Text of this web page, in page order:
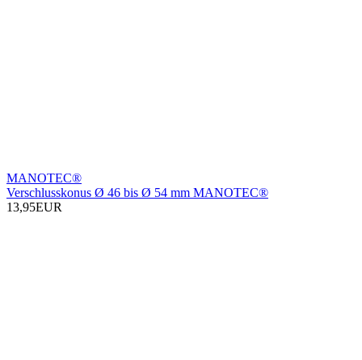
MANOTEC®
Verschlusskonus Ø 46 bis Ø 54 mm MANOTEC®
13,95EUR